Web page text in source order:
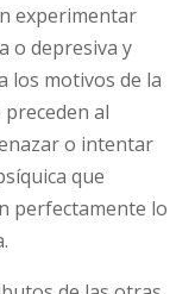
experimentar
o depresiva y
los motivos de la
al
o intentar
que
perfectamente lo